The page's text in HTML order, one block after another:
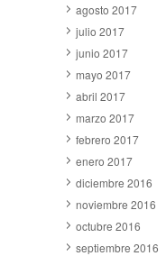
agosto 2017
julio 2017
junio 2017
mayo 2017
abril 2017
marzo 2017
febrero 2017
enero 2017
diciembre 2016
noviembre 2016
octubre 2016
septiembre 2016